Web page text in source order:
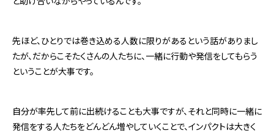
先ほど、ひとりでは巻き込める人数に限りがあるという話がありまし
たが、だからこそたくさんの人たちに、一緒に行動や発信をしてもらう
ということが大事です。
自分が率先して前に出続けることも大事ですが、それと同時に一緒に
発信をする人たちをどんどん増やしていくことで、インパクトは大きく